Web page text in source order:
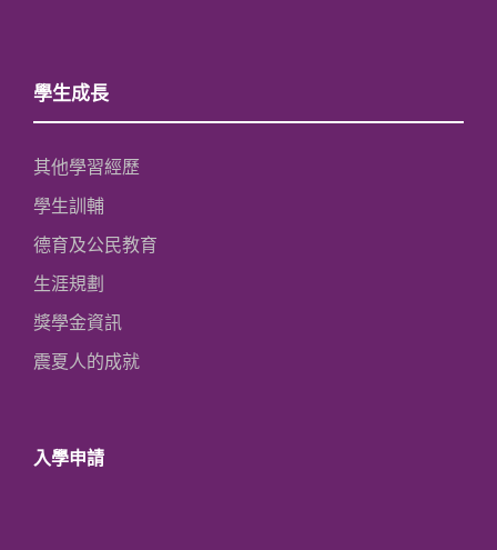
學生成長
其他學習經歷
學生訓輔
德育及公民教育
生涯規劃
獎學金資訊
震夏人的成就
入學申請